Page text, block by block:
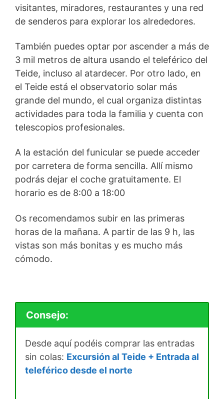
visitantes, miradores, restaurantes y una red
de senderos para explorar los alrededores.
También puedes optar por ascender a más de
3 mil metros de altura usando el teleférico del
Teide, incluso al atardecer. Por otro lado, en
el Teide está el observatorio solar más
grande del mundo, el cual organiza distintas
actividades para toda la familia y cuenta con
telescopios profesionales.
A la estación del funicular se puede acceder
por carretera de forma sencilla. Allí mismo
podrás dejar el coche gratuitamente. El
horario es de 8:00 a 18:00
Os recomendamos subir en las primeras
horas de la mañana. A partir de las 9 h, las
vistas son más bonitas y es mucho más
cómodo.
Consejo:
Desde aquí podéis comprar las entradas
sin colas: Excursión al Teide + Entrada al
teleférico desde el norte